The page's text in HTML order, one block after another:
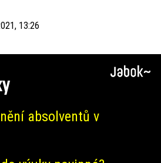
13:26
absolventů v